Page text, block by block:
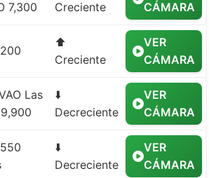
7,300 Creciente CÁMARA
⬆️
Creciente
VER
CÁMARA
Las
⬇️
Decreciente
VER
CÁMARA
⬇️
Decreciente
VER
CÁMARA